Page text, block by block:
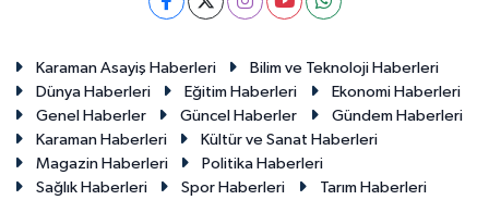
Karaman Asayiş Haberleri
Bilim ve Teknoloji Haberleri
Dünya Haberleri
Eğitim Haberleri
Ekonomi Haberleri
Genel Haberler
Güncel Haberler
Gündem Haberleri
Karaman Haberleri
Kültür ve Sanat Haberleri
Magazin Haberleri
Politika Haberleri
Sağlık Haberleri
Spor Haberleri
Tarım Haberleri